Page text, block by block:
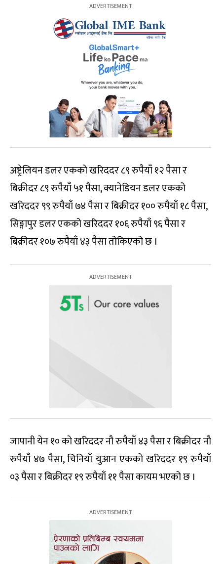
अष्ट्रेलियन डलर एकको खरिददर ८९ रुपैयाँ १२ पैसा र
बिक्रीदर ८९ रुपैयाँ ५१ पैसा, क्यानेडियन डलर एकको
खरिददर ९९ रुपैयाँ ७४ पैसा र बिक्रीदर १०० रुपैयाँ १८ पैसा,
सिङ्गापुर डलर एकको खरिददर १०६ रुपैयाँ ९६ पैसा र
बिक्रीदर १०७ रुपैयाँ ४३ पैसा तोकिएको छ ।
जापानी येन १० को खरिददर नौ रुपैयाँ ४३ पैसा र बिक्रीदर नौ
रुपैयाँ ४७ पैसा, चिनियाँ युआन एकको खरिददर १९ रुपैयाँ
०३ पैसा र बिक्रीदर १९ रुपैयाँ ११ पैसा कायम भएको छ ।